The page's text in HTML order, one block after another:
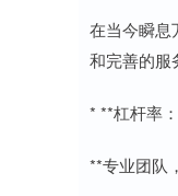
在当今瞬息
和完善的服
* **杠杆率
**专业团队